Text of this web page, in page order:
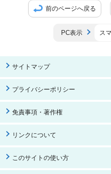
前のページへ戻る
PC表示 ス
サイトマップ
プライバシーポリシー
免責事項・著作権
リンクについて
このサイトの使い方